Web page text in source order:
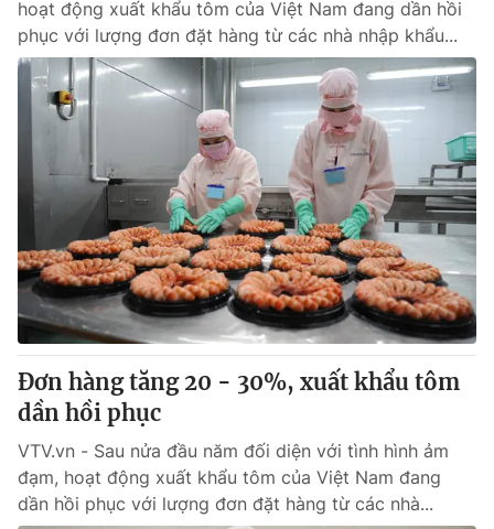
Hậu trường
Nhân vật
Khán giả
Giải sao mai
Giải trí
Điện ảnh
Âm nhạc
Đời sống
Du lịch
Làm đẹp
Chất lượng cuộc sống
Tuyển sinh
Học trực tuyến
Công nghệ
Hitech Công nghệ tương lai
Sản phẩm
Thị trường
Tư vấn
Giao lưu trực tuyến
Lịch phát sóng
Chuyên mục khác
Emagazine Podcast
Photo Infographic
hoạt động xuất khẩu tôm của Việt Nam đang dần hồi
phục với lượng đơn đặt hàng từ các nhà nhập khẩu...
Đơn hàng tăng 20 - 30%, xuất khẩu tôm
dần hồi phục
VTV.vn - Sau nửa đầu năm đối diện với tình hình ảm
đạm, hoạt động xuất khẩu tôm của Việt Nam đang
dần hồi phục với lượng đơn đặt hàng từ các nhà...